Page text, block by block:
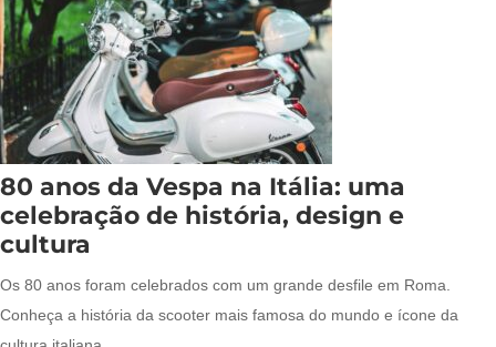
80 anos da Vespa na Itália: uma
celebração de história, design e
cultura
Os 80 anos foram celebrados com um grande desfile em Roma.
Conheça a história da scooter mais famosa do mundo e ícone da